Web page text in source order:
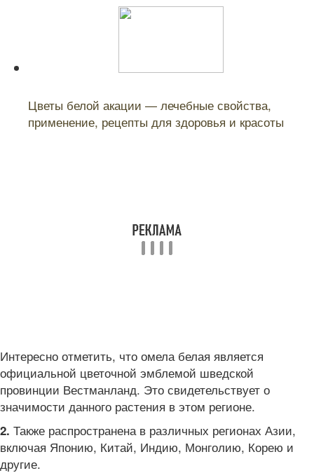
Цветы белой акации — лечебные свойства,
применение, рецепты для здоровья и красоты
Интересно отметить, что омела белая является
официальной цветочной эмблемой шведской
провинции Вестманланд. Это свидетельствует о
значимости данного растения в этом регионе.
2. Также распространена в различных регионах Азии,
включая Японию, Китай, Индию, Монголию, Корею и
другие.